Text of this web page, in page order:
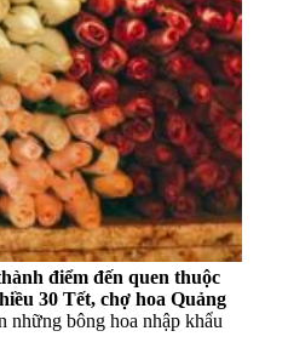
điểm đến quen thuộc
30 Tết, chợ hoa Quảng
những bông hoa nhập khẩu